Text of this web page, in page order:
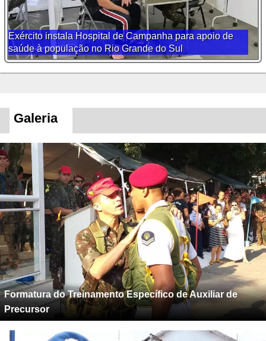
Exército instala Hospital de Campanha para apoio de
saúde à população no Rio Grande do Sul
Galeria
Formatura do Treinamento Específico de Auxiliar de
Precursor